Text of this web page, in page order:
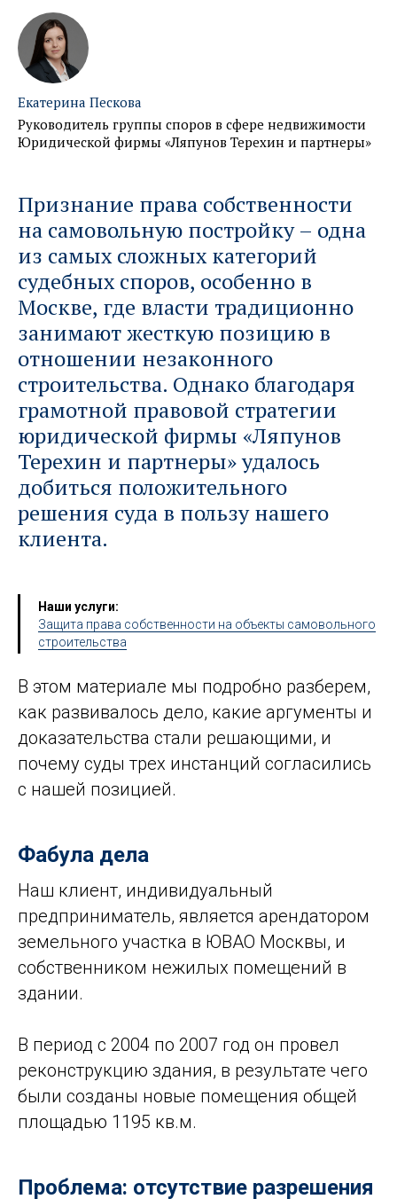
Екатерина Пескова
Руководитель группы споров в сфере недвижимости
Юридической фирмы «Ляпунов Терехин и партнеры»
Признание права собственности
на самовольную постройку – одна
из самых сложных категорий
судебных споров, особенно в
Москве, где власти традиционно
занимают жесткую позицию в
отношении незаконного
строительства. Однако благодаря
грамотной правовой стратегии
юридической фирмы «Ляпунов
Терехин и партнеры» удалось
добиться положительного
решения суда в пользу нашего
клиента.
Наши услуги:
Защита права собственности на объекты самовольного
строительства
В этом материале мы подробно разберем,
как развивалось дело, какие аргументы и
доказательства стали решающими, и
почему суды трех инстанций согласились
с нашей позицией.
Фабула дела
Наш клиент, индивидуальный
предприниматель, является арендатором
земельного участка в ЮВАО Москвы, и
собственником нежилых помещений в
здании.
В период с 2004 по 2007 год он провел
реконструкцию здания, в результате чего
были созданы новые помещения общей
площадью 1195 кв.м.
Проблема: отсутствие разрешения